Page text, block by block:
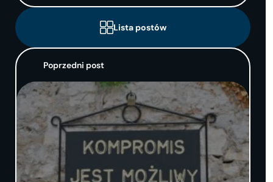
Poprzedni post
Lista postów